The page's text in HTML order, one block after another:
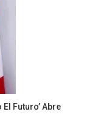
Futuro’ Abre